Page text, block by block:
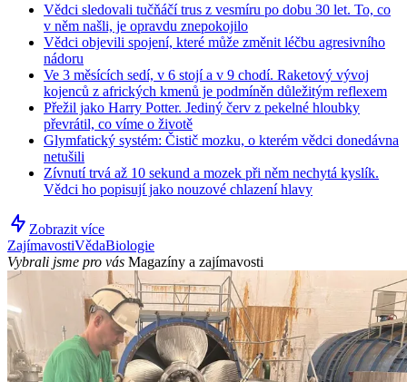
Vědci sledovali tučňáčí trus z vesmíru po dobu 30 let. To, co
v něm našli, je opravdu znepokojilo
Vědci objevili spojení, které může změnit léčbu agresivního
nádoru
Ve 3 měsících sedí, v 6 stojí a v 9 chodí. Raketový vývoj
kojenců z afrických kmenů je podmíněn důležitým reflexem
Přežil jako Harry Potter. Jediný červ z pekelné hloubky
převrátil, co víme o životě
Glymfatický systém: Čistič mozku, o kterém vědci donedávna
netušili
Zívnutí trvá až 10 sekund a mozek při něm nechytá kyslík.
Vědci ho popisují jako nouzové chlazení hlavy
Zobrazit více
ZajímavostiVědaBiologie
Vybrali jsme pro vás Magazíny a zajímavosti